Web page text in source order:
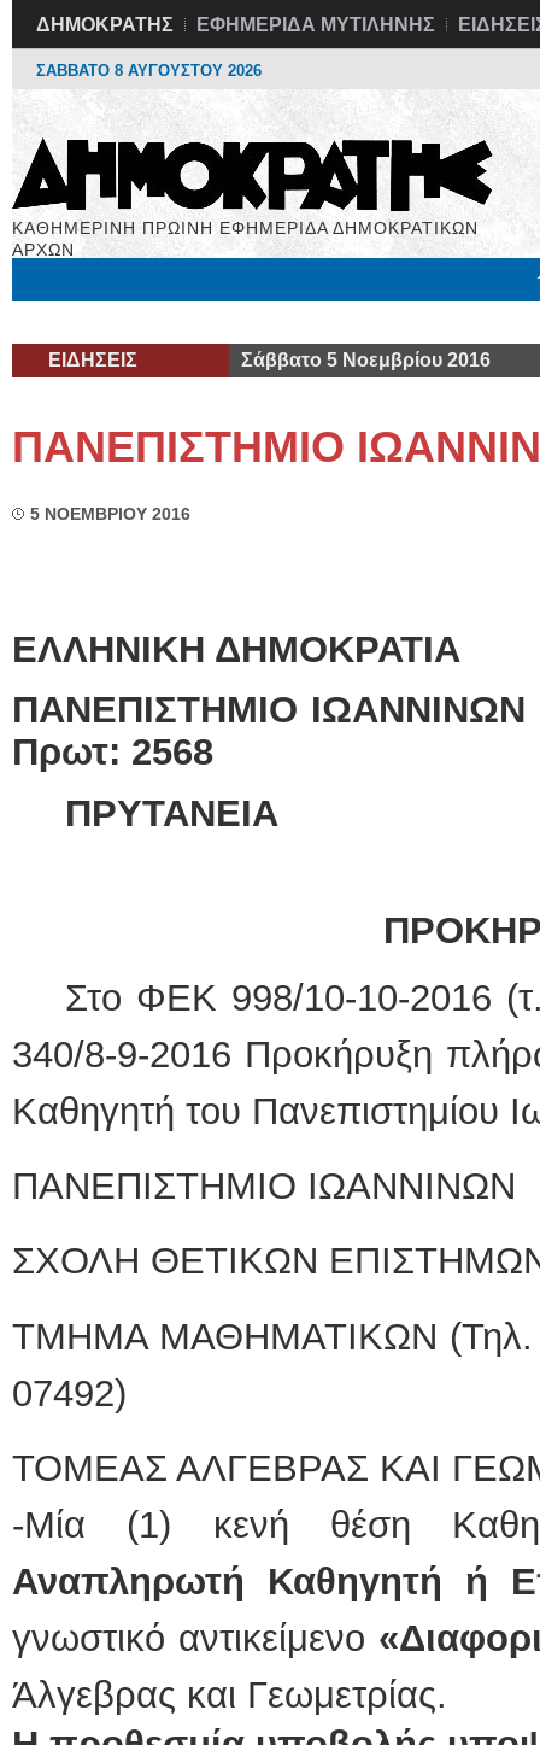
ΔΗΜΟΚΡΑΤΗΣ ΕΦΗΜΕΡΙΔΑ ΜΥΤΙΛΗΝΗΣ
ΣΑΒΒΑΤΟ 8 ΑΥΓΟΥΣΤΟΥ 2026
ΚΑΘΗΜΕΡΙΝΗ ΠΡΩΙΝΗ ΕΦΗΜΕΡΙΔΑ ΔΗΜΟΚΡΑΤΙΚΩΝ
ΑΡΧΩΝ
ΕΙΔΗΣΕΙΣ Σάββατο 5 Νοεμβρίου 2016
ΠΑΝΕΠΙΣΤΗΜΙΟ
5 ΝΟΕΜΒΡΙΟΥ 2016
ΕΛΛΗΝΙΚΗ ΔΗΜΟΚΡΑΤΙΑ
ΠΑΝΕΠΙΣΤΗΜΙΟ
Πρωτ: 2568
ΠΡΥΤΑΝΕΙΑ
Στο ΦΕΚ 998/10-10-2016
340/8-9-2016 Προκήρυξη
Καθηγητή του Πανεπιστημίου
ΠΑΝΕΠΙΣΤΗΜΙΟ ΙΩΑΝΝΙΝΩΝ
ΣΧΟΛΗ ΘΕΤΙΚΩΝ
ΤΜΗΜΑ ΜΑΘΗΜΑΤΙΚΩΝ (Τηλ.
07492)
ΤΟΜΕΑΣ ΑΛΓΕΒΡΑΣ ΚΑΙ
-Μία (1) κενή θέση
Αναπληρωτή Καθηγητή ή
γνωστικό αντικείμενο
Άλγεβρας και Γεωμετρίας.